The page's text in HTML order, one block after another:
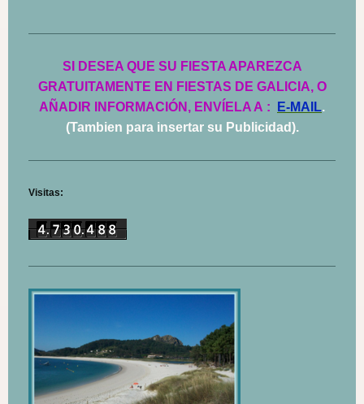
SI DESEA QUE SU FIESTA APAREZCA
GRATUITAMENTE EN FIESTAS DE GALICIA, O
AÑADIR INFORMACIÓN, ENVÍELA A : E-MAIL.
(Tambien para insertar su Publicidad).
Visitas: